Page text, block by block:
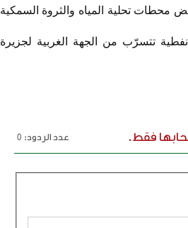
محطات تحلية المياه والثروة السمكية
تتسرّب من الجهة الغربية لجزيرة
فقط.
عدد الردود: 0